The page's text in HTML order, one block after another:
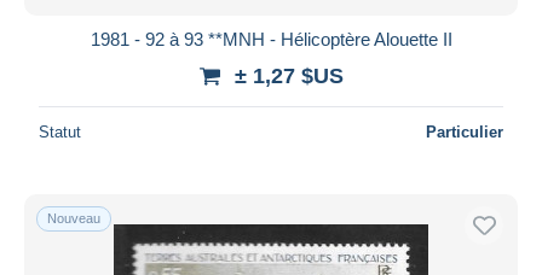
1981 - 92 à 93 **MNH - Hélicoptère Alouette II
± 1,27 $US
Statut Particulier
Nouveau